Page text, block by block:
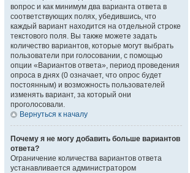
вопрос и как минимум два варианта ответа в
соответствующих полях, убедившись, что
каждый вариант находится на отдельной строке
текстового поля. Вы также можете задать
количество вариантов, которые могут выбрать
пользователи при голосовании, с помощью
опции «Вариантов ответа», период проведения
опроса в днях (0 означает, что опрос будет
постоянным) и возможность пользователей
изменять вариант, за который они
проголосовали.
Вернуться к началу
Почему я не могу добавить больше вариантов
ответа?
Ограничение количества вариантов ответа
устанавливается администратором